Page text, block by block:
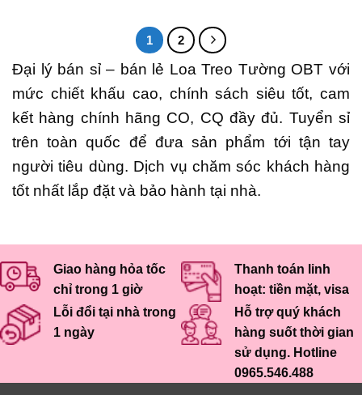
1 2
Đại lý bán sỉ – bán lẻ Loa Treo Tường OBT với
mức chiết khấu cao, chính sách siêu tốt, cam
kết hàng chính hãng CO, CQ đầy đủ. Tuyển sỉ
trên toàn quốc để đưa sản phẩm tới tận tay
người tiêu dùng. Dịch vụ chăm sóc khách hàng
tốt nhất lắp đặt và bảo hành tại nhà.
Giao hàng hỏa tốc
chỉ trong 1 giờ
Thanh toán linh
hoạt: tiền mặt, visa
Lỗi đổi tại nhà trong
1 ngày
Hỗ trợ quý khách
hàng suốt thời gian
sử dụng. Hotline
0965.546.488